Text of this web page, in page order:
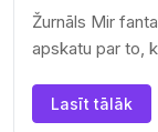
Žurnāls Mir
apskatu par to,
Lasīt tālāk